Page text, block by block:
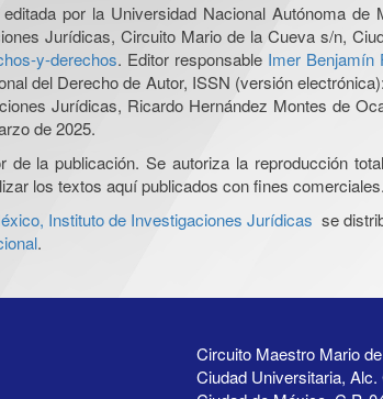
por la Universidad Nacional Autónoma de
Jurídicas, Circuito Mario de la Cueva s/n,
y-derechos. Editor responsable Imer Benjamín
del Derecho de Autor, ISSN (versión
Jurídicas, Ricardo Hernández Montes de
de 2025.
la publicación. Se autoriza la reproducción
los textos aquí publicados con fines comerciales.
Instituto de Investigaciones Jurídicas se
.
Circuito Maestro Mario
Ciudad Universitaria,